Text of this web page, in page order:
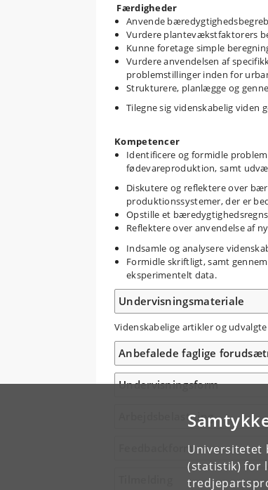
Universitetet
(statistik) for
Færdigheder
Anvende
Vurdere plantevækstfaktorers
Kunne foretage simple
Vurdere anvendelsen af
problemstillinger inden for
Strukturere, planlægge og
Tilegne sig videnskabelig viden
Kompetencer
Identificere og formidle
fødevareproduktion, samt
Diskutere og reflektere over
produktionssystemer, der er
Opstille et
Reflektere over anvendelse af
Indsamle og analysere
Formidle skriftligt, samt
eksperimentelt data.
Undervisningsmateriale
Videnskabelige artikler og
Anbefalede faglige
Undervisningsform
Arbejdsbelastning
Feedbackform